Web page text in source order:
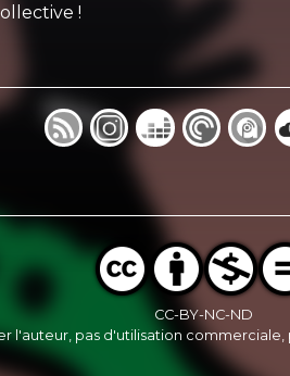
!
CC-BY-NC-ND
l'auteur, pas d'utilisation